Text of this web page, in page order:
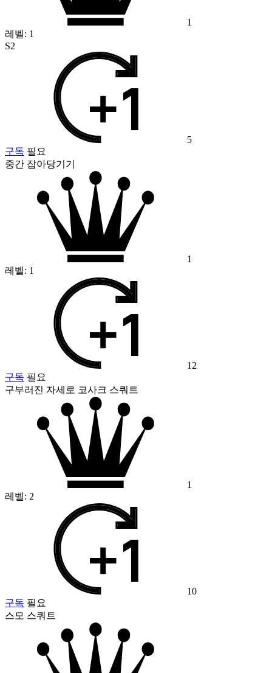
1
레벨: 1
S2
5
구독 필요
중간 잡아당기기
1
레벨: 1
12
구독 필요
구부러진 자세로 코사크 스쿼트
1
레벨: 2
10
구독 필요
스모 스쿼트